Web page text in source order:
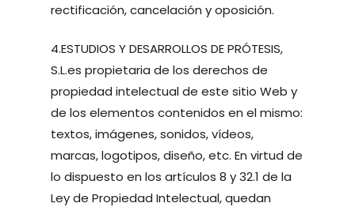
rectificación, cancelación y oposición.
4.ESTUDIOS Y DESARROLLOS DE PRÓTESIS,
S.L.es propietaria de los derechos de
propiedad intelectual de este sitio Web y
de los elementos contenidos en el mismo:
textos, imágenes, sonidos, vídeos,
marcas, logotipos, diseño, etc. En virtud de
lo dispuesto en los artículos 8 y 32.1 de la
Ley de Propiedad Intelectual, quedan